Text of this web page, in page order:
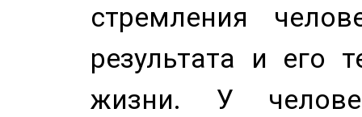
стремления
результата и его
жизни. У